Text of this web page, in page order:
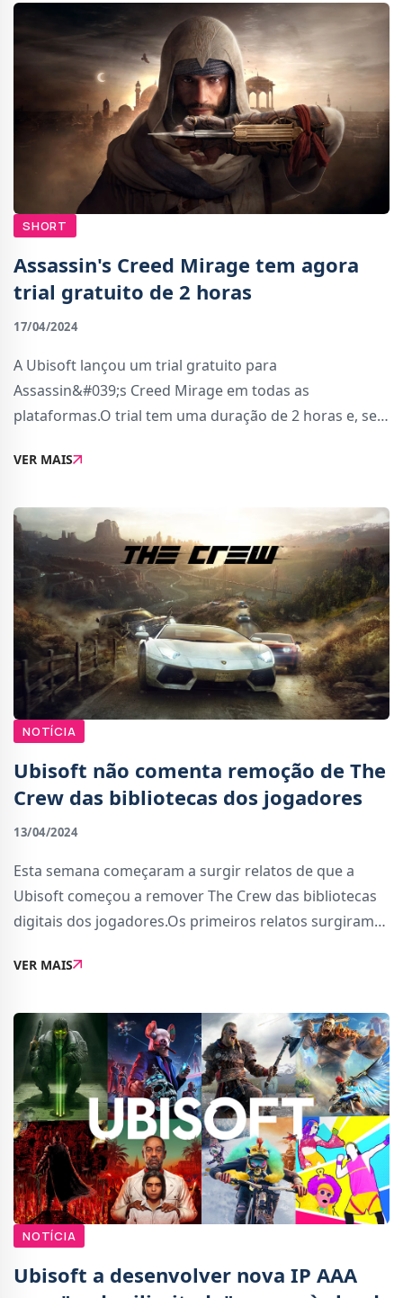
SHORT
Assassin's Creed Mirage tem agora
trial gratuito de 2 horas
17/04/2024
A Ubisoft lançou um trial gratuito para
Assassin&#039;s Creed Mirage em todas as
plataformas.O trial tem uma duração de 2 horas e, se
transfiras o teu progresso. O trial está disponível no P
VER MAIS
NOTÍCIA
Ubisoft não comenta remoção de The
Crew das bibliotecas dos jogadores
13/04/2024
Esta semana começaram a surgir relatos de que a
Ubisoft começou a remover The Crew das bibliotecas
digitais dos jogadores.Os primeiros relatos surgiram
confirmaram que, de facto, o jogo foi removido da sua
VER MAIS
NOTÍCIA
Ubisoft a desenvolver nova IP AAA